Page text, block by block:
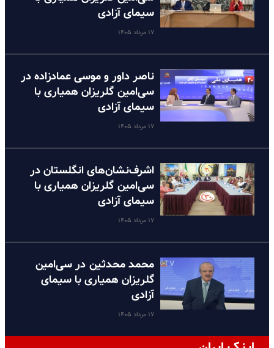
سیمای آزادی
۱۷ مرداد ۱۴۰۵
ناصر داور و موسی عمادزاده در
سی‌امین گلریزان همیاری با
سیمای آزادی
۱۷ مرداد ۱۴۰۵
اشرف‌نشان‌های انگلستان در
سی‌امین گلریزان همیاری با
سیمای آزادی
۱۷ مرداد ۱۴۰۵
محمد محدثین در سی‌امین
گلریزان همیاری با سیمای
آزادی
۱۷ مرداد ۱۴۰۵